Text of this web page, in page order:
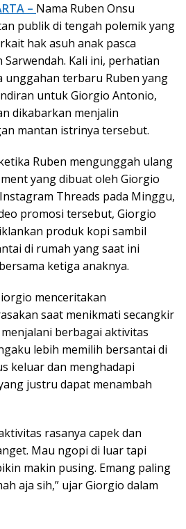
– Nama Ruben Onsu
publik di tengah polemik yang
hak asuh anak pasca
Kali ini, perhatian
terbaru Ruben yang
untuk Giorgio Antonio,
dikabarkan menjalin
mantan istrinya tersebut.
Ruben mengunggah ulang
yang dibuat oleh Giorgio
Threads pada Minggu,
promosi tersebut, Giorgio
produk kopi sambil
di rumah yang saat ini
ketiga anaknya.
menceritakan
saat menikmati secangkir
berbagai aktivitas
lebih memilih bersantai di
keluar dan menghadapi
justru dapat menambah
rasanya capek dan
Mau ngopi di luar tapi
makin pusing. Emang paling
aja sih,” ujar Giorgio dalam